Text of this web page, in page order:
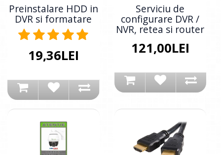
Preinstalare HDD in
DVR si formatare
19,36LEI
Serviciu de
configurare DVR /
NVR, retea si router
121,00LEI